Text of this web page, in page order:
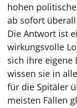
hohen
ab sofort
Die Antwort ist
wirkungsvolle
sich ihre eigene
wissen sie in
für die Spitäler
meisten Fällen